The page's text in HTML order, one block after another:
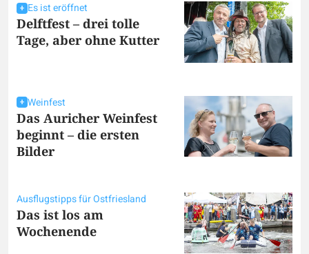
Es ist eröffnet
Delftfest – drei tolle
Tage, aber ohne Kutter
Weinfest
Das Auricher Weinfest
beginnt – die ersten
Bilder
Ausflugstipps für Ostfriesland
Das ist los am
Wochenende